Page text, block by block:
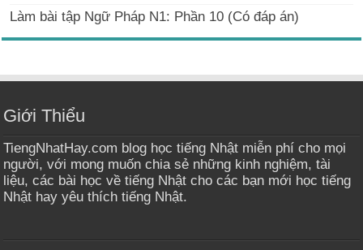
Làm bài tập Ngữ Pháp N1: Phần 10 (Có đáp án)
Giới Thiểu
TiengNhatHay.com blog học tiếng Nhật miễn phí cho mọi
người, với mong muốn chia sẻ những kinh nghiệm, tài
liệu, các bài học về tiếng Nhật cho các bạn mới học tiếng
Nhật hay yêu thích tiếng Nhật.